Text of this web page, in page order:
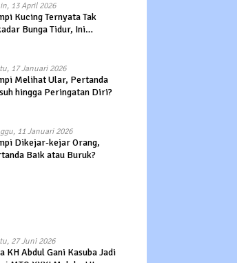
13 April 2026
Kucing Ternyata Tak
Bunga Tidur, Ini
17 Januari 2026
Melihat Ular, Pertanda
hingga Peringatan Diri?
11 Januari 2026
Dikejar-kejar Orang,
Baik atau Buruk?
27 Juni 2026
KH Abdul Gani Kasuba Jadi